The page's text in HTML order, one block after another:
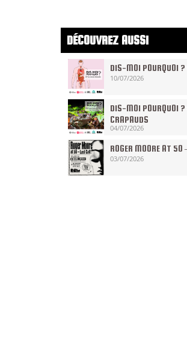
DÉCOUVREZ AUSSI
DIS-MOI POURQUOI
10/07/2026
DIS-MOI POURQUOI ?
CRAPAUDS
04/07/2026
ROGER MOORE AT
03/07/2026